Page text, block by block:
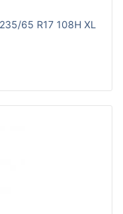
65 R17 108H XL